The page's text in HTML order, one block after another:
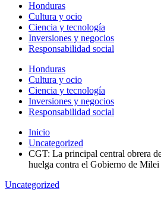
Honduras
Cultura y ocio
Ciencia y tecnología
Inversiones y negocios
Responsabilidad social
Honduras
Cultura y ocio
Ciencia y tecnología
Inversiones y negocios
Responsabilidad social
Inicio
Uncategorized
CGT: La principal central obrera
huelga contra el Gobierno de Milei
Uncategorized